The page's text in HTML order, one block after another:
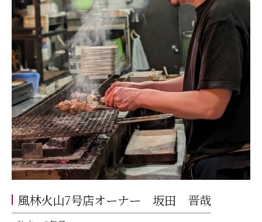
風林火山7号店オーナー 坂田 晋哉